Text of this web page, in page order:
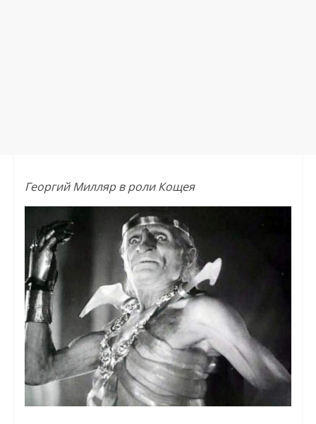
Георгий Милляр в роли Кощея